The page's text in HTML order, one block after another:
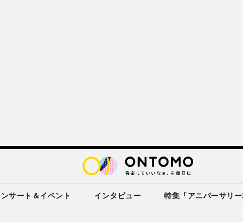
ンサート＆イベント インタビュー 特集「アニバーサリー